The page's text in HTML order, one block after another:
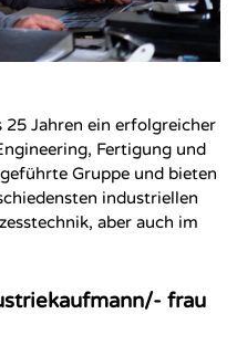
25 Jahren ein erfolgreicher
Fertigung und
Gruppe und bieten
industriellen
aber auch im
frau